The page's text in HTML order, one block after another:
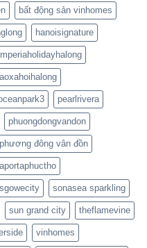
bất động sản vinhomes
hanoisignature
pearlrivera
phuongdongvandon
phương đông vân đồn
sgowecity sonasea sparkling
sun grand city theflamevine
vinhomes